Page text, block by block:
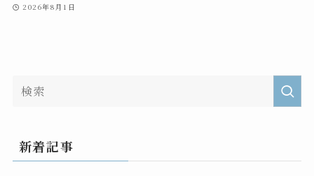
2026年8月1日
新着記事